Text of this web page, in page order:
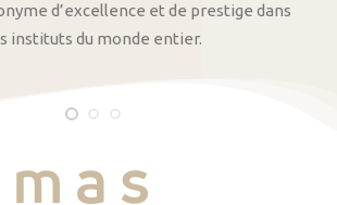
d’excellence et de prestige dans
instituts du monde entier.